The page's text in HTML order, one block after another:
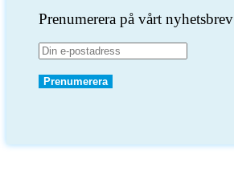
Prenumerera på vårt nyhetsbrev